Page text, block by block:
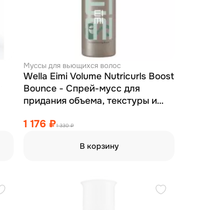
Муссы для вьющихся волос
Wella Eimi Volume Nutricurls Boost
Bounce - Спрей-мусс для
придания объема, текстуры и
1 176 ₽1 330 ₽
В корзину